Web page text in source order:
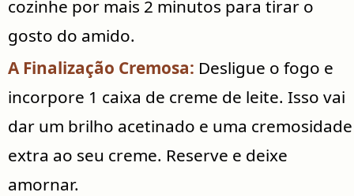
cozinhe por mais 2 minutos para tirar o
gosto do amido.
A Finalização Cremosa: Desligue o fogo e
incorpore 1 caixa de creme de leite. Isso vai
dar um brilho acetinado e uma cremosidade
extra ao seu creme. Reserve e deixe
amornar.